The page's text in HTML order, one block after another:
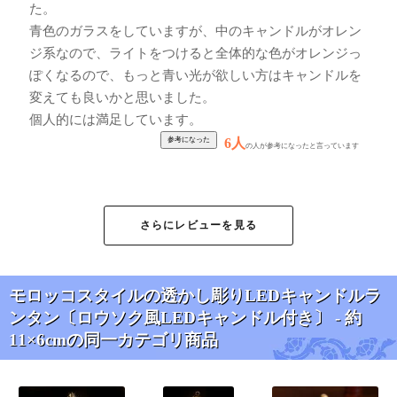
た。
青色のガラスをしていますが、中のキャンドルがオレン
ジ系なので、ライトをつけると全体的な色がオレンジっ
ぽくなるので、もっと青い光が欲しい方はキャンドルを
変えても良いかと思いました。
個人的には満足しています。
6人の人が参考になったと言っています
モロッコスタイルの
透かし彫りLEDキャ
ンドルランタン〔ロ
ンジ〕約21.5cm
★★★★★
朝日奈様
いろいろなランタンがあって迷
たです。暖かみのある橙色のガ
さらにレビューを見る
モロッコスタイルの透かし彫りLEDキャンドルラ
ンタン〔ロウソク風LEDキャンドル付き〕 - 約
11×6cmの同一カテゴリ商品